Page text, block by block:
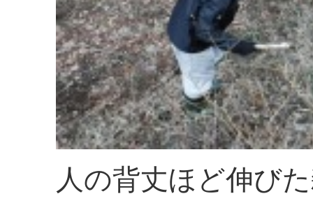
人の背丈ほど伸び